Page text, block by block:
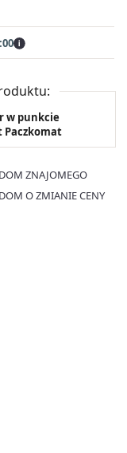
ten jest
w punkcie
Paczkomat
ZNAJOMEGO
O ZMIANIE CENY